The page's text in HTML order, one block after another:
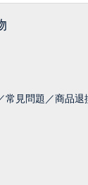
常見問題／商品退